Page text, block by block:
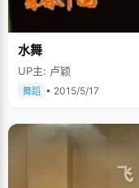
水舞
UP主: 卢颖
舞蹈 • 2015/5/17